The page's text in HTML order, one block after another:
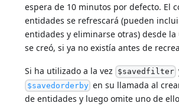
espera de 10 minutos por defecto. El
entidades se refrescará (pueden
entidades y eliminarse otras) desde
se creó, si ya no existía antes de
Si ha utilizado a la vez $savedfilter
$savedorderby en su llamada al
de entidades y luego omite uno de